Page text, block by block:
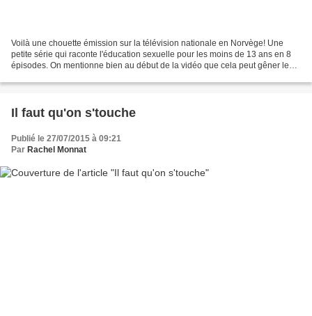
Voilà une chouette émission sur la télévision nationale en Norvège! Une
petite série qui raconte l'éducation sexuelle pour les moins de 13 ans en 8
épisodes. On mentionne bien au début de la vidéo que cela peut gêner les
Il faut qu'on s'touche
Publié le 27/07/2015 à 09:21
Par Rachel Monnat